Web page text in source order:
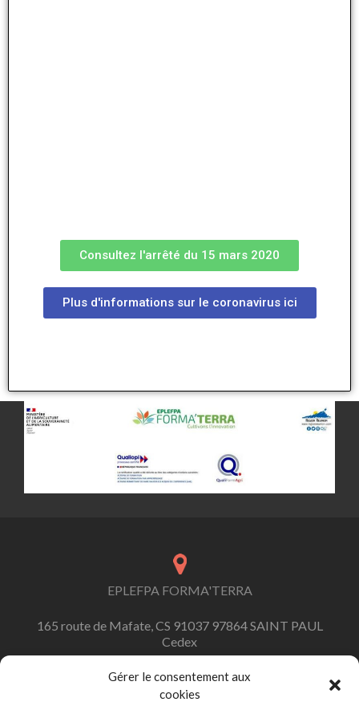
Gérer le consentement aux
cookies
Consultez l'arrêté du 15 mars 2020
Plus d'informations sur le coronavirus ici
EPLEFPA FORMA'TERRA
165 route de Mafate, CS 91037 97864 SAINT PAUL
Cedex